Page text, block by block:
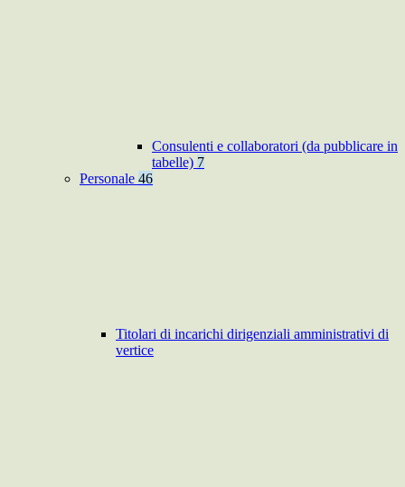
Consulenti e collaboratori (da pubblicare in
tabelle) 7
Personale 46
Titolari di incarichi dirigenziali amministrativi di
vertice